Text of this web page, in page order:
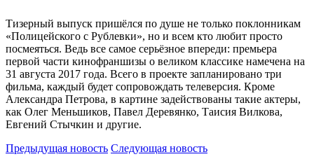
Тизерный выпуск пришёлся по душе не только поклонникам
«Полицейского с Рублевки», но и всем кто любит просто
посмеяться. Ведь все самое серьёзное впереди: премьера
первой части кинофраншизы о великом классике намечена на
31 августа 2017 года. Всего в проекте запланировано три
фильма, каждый будет сопровождать телеверсия. Кроме
Александра Петрова, в картине задействованы такие актеры,
как Олег Меньшиков, Павел Деревянко, Таисия Вилкова,
Евгений Стычкин и другие.
Предыдущая новость Следующая новость